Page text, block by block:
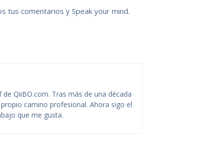
tus comentarios y Speak your mind.
QiiBO.com. Tras más de una década
camino profesional. Ahora sigo el
que me gusta.